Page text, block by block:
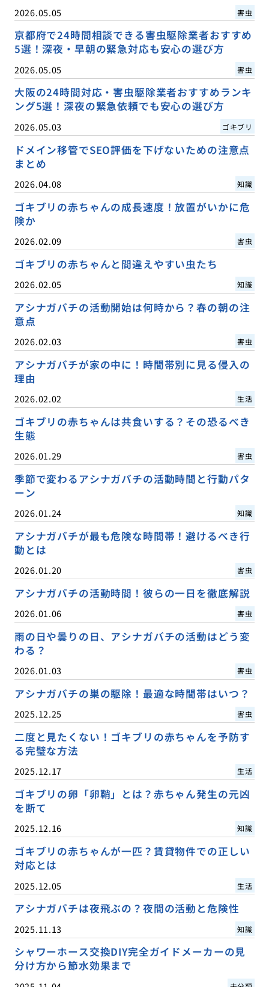
2026.05.05 害虫
京都府で24時間相談できる害虫駆除業者おすすめ
5選！深夜・早朝の緊急対応も安心の選び方
2026.05.05 害虫
大阪の24時間対応・害虫駆除業者おすすめランキ
ング5選！深夜の緊急依頼でも安心の選び方
2026.05.03 ゴキブリ
ドメイン移管でSEO評価を下げないための注意点
まとめ
2026.04.08 知識
ゴキブリの赤ちゃんの成長速度！放置がいかに危
険か
2026.02.09 害虫
ゴキブリの赤ちゃんと間違えやすい虫たち
2026.02.05 知識
アシナガバチの活動開始は何時から？春の朝の注
意点
2026.02.03 害虫
アシナガバチが家の中に！時間帯別に見る侵入の
理由
2026.02.02 生活
ゴキブリの赤ちゃんは共食いする？その恐るべき
生態
2026.01.29 害虫
季節で変わるアシナガバチの活動時間と行動パタ
ーン
2026.01.24 知識
アシナガバチが最も危険な時間帯！避けるべき行
動とは
2026.01.20 害虫
アシナガバチの活動時間！彼らの一日を徹底解説
2026.01.06 害虫
雨の日や曇りの日、アシナガバチの活動はどう変
わる？
2026.01.03 害虫
アシナガバチの巣の駆除！最適な時間帯はいつ？
2025.12.25 害虫
二度と見たくない！ゴキブリの赤ちゃんを予防す
る完璧な方法
2025.12.17 生活
ゴキブリの卵「卵鞘」とは？赤ちゃん発生の元凶
を断て
2025.12.16 知識
ゴキブリの赤ちゃんが一匹？賃貸物件での正しい
対応とは
2025.12.05 生活
アシナガバチは夜飛ぶの？夜間の活動と危険性
2025.11.13 知識
シャワーホース交換DIY完全ガイドメーカーの見
分け方から節水効果まで